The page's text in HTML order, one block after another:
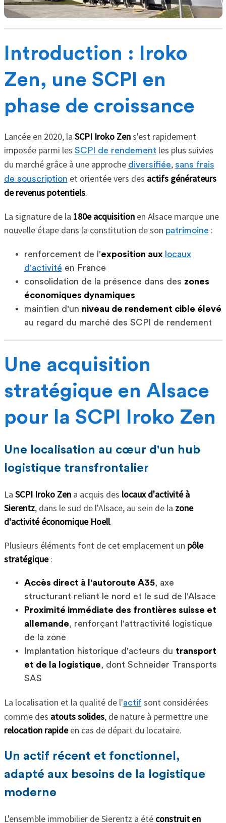
Introduction : Iroko
Zen, une SCPI en
phase de croissance
Lancée en 2020, la SCPI Iroko Zens'est rapidement
imposée parmi les SCPI de rendement les plus suivies
du marché grâce à une approche diversifiée, sans frais
de souscription et orientée vers des actifs générateurs
de revenus potentiels.
La signature de la 180e acquisitionen Alsace marque une
nouvelle étape dans la constitution de son patrimoine :
renforcement de l'exposition aux locaux
d'activité en France
consolidation de la présence dans des zones
économiques dynamiques
maintien d'un niveau de rendement cible élevé
au regard du marché des SCPI de rendement
Une acquisition
stratégique en Alsace
pour la SCPI Iroko Zen
Une localisation au cœur d'un hub
logistique transfrontalier
La SCPI Iroko Zena acquis des locaux d'activité à
Sierentz, dans le sud de l'Alsace, au sein de la zone
d'activité économique Hoell.
Plusieurs éléments font de cet emplacement un pôle
stratégique:
Accès direct à l'autoroute A35, axe
structurant reliant le nord et le sud de l'Alsace
Proximité immédiate des frontières suisse et
allemande, renforçant l'attractivité logistique
de la zone
Implantation historique d'acteurs du transport
et de la logistique, dont Schneider Transports
SAS
La localisation et la qualité de l'actif sont considérées
comme des atouts solides, de nature à permettre une
relocation rapideen cas de départ du locataire.
Un actif récent et fonctionnel,
adapté aux besoins de la logistique
moderne
L'ensemble immobilier de Sierentz a été construit en